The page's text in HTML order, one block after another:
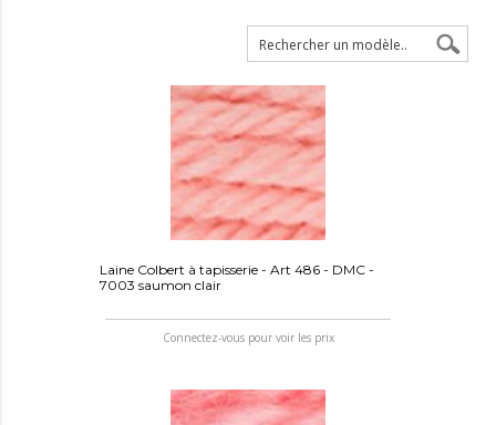
Laine Colbert à tapisserie - Art 486 - DMC -
7003 saumon clair
Connectez-vous pour voir les prix